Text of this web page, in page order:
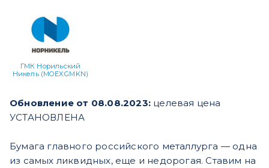
ГМК Норильский
Никель (MOEX:GMKN)
Обновление от 08.08.2023: целевая цена
УСТАНОВЛЕНА
Бумага главного российского металлурга — одна
из самых ликвидных, еще и недорогая. Ставим на